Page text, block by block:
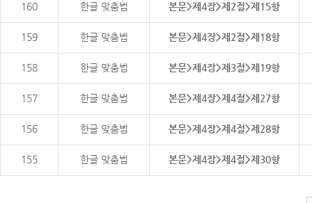
160 한글 맞춤법 본문>제4장>제2절>제15항
159 한글 맞춤법 본문>제4장>제2절>제18항
158 한글 맞춤법 본문>제4장>제3절>제19항
157 한글 맞춤법 본문>제4장>제4절>제27항
156 한글 맞춤법 본문>제4장>제4절>제28항
155 한글 맞춤법 본문>제4장>제4절>제30항